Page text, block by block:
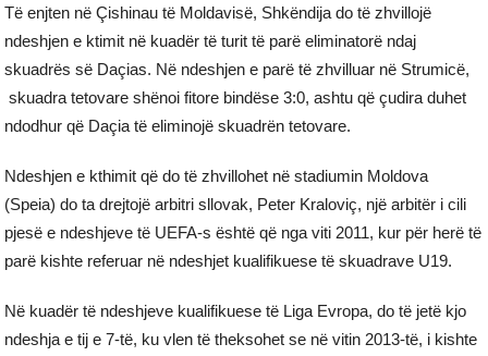
Të enjten në Çishinau të Moldavisë, Shkëndija do të zhvillojë
ndeshjen e ktimit në kuadër të turit të parë eliminatorë ndaj
skuadrës së Daçias. Në ndeshjen e parë të zhvilluar në Strumicë,
skuadra tetovare shënoi fitore bindëse 3:0, ashtu që çudira duhet
ndodhur që Daçia të eliminojë skuadrën tetovare.
Ndeshjen e kthimit që do të zhvillohet në stadiumin Moldova
(Speia) do ta drejtojë arbitri sllovak, Peter Kraloviç, një arbitër i cili
pjesë e ndeshjeve të UEFA-s është që nga viti 2011, kur për herë të
parë kishte referuar në ndeshjet kualifikuese të skuadrave U19.
Në kuadër të ndeshjeve kualifikuese të Liga Evropa, do të jetë kjo
ndeshja e tij e 7-të, ku vlen të theksohet se në vitin 2013-të, i kishte